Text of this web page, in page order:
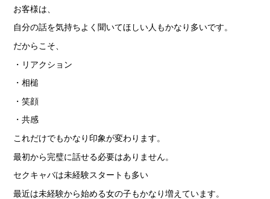
お客様は、
自分の話を気持ちよく聞いてほしい人もかなり多いです。
だからこそ、
・リアクション
・相槌
・笑顔
・共感
これだけでもかなり印象が変わります。
最初から完璧に話せる必要はありません。
セクキャバは未経験スタートも多い
最近は未経験から始める女の子もかなり増えています。